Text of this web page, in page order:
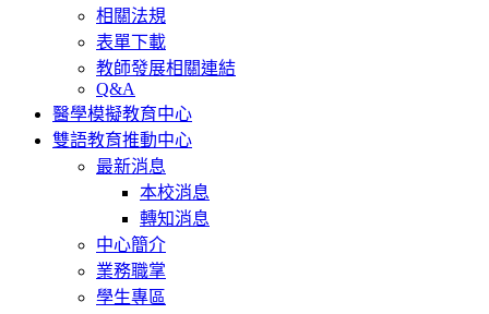
相關法規
表單下載
教師發展相關連結
Q&A
醫學模擬教育中心
雙語教育推動中心
最新消息
本校消息
轉知消息
中心簡介
業務職掌
學生專區